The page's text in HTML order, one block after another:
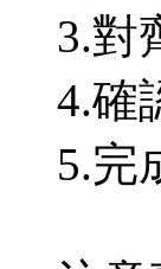
3.對
4.確
5.完